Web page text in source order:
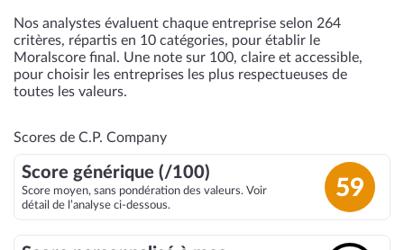
Nos analystes évaluent chaque entreprise selon 264
critères, répartis en 10 catégories, pour établir le
Moralscore final. Une note sur 100, claire et accessible,
pour choisir les entreprises les plus respectueuses de
toutes les valeurs.
Scores de C.P. Company
Score générique (/100)
Score moyen, sans pondération des valeurs. Voir
détail de l’analyse ci-dessous.
59